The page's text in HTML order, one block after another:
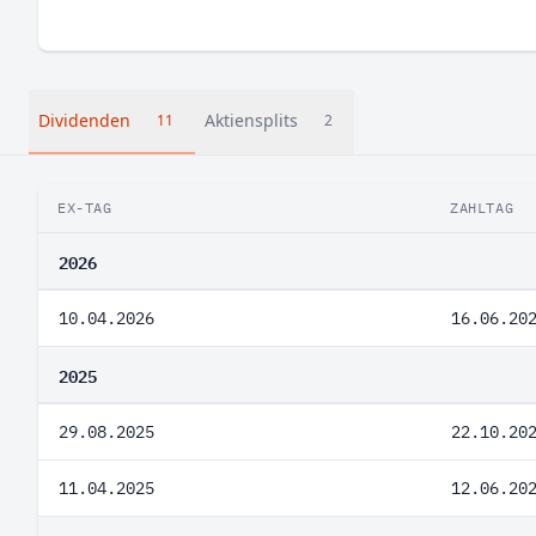
Dividenden 11 Aktiensplits 2
EX-TAG ZAHLTAG
2026
10.04.2026
2025
29.08.2025
11.04.2025